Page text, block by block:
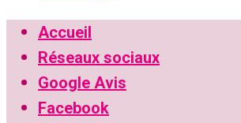
Accueil
Réseaux sociaux
Google Avis
Facebook